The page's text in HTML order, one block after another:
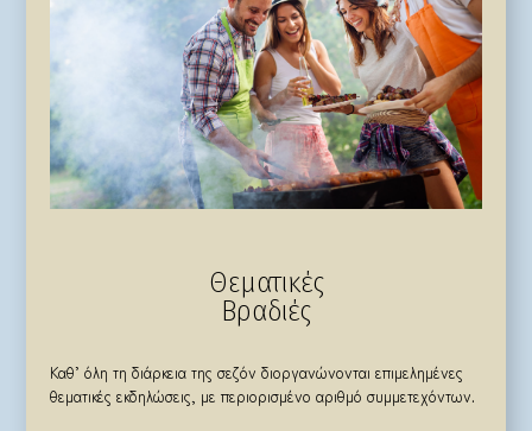
Θεματικές
Βραδιές
Καθ’ όλη τη διάρκεια της σεζόν διοργανώνονται επιμελημένες
θεματικές εκδηλώσεις, με περιορισμένο αριθμό συμμετεχόντων.